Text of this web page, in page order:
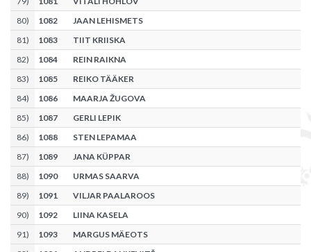
80) 1082
JAAN LEHISMETS
81) 1083
TIIT KRIISKA
82) 1084
REIN RAIKNA
83) 1085
REIKO TÄÄKER
84) 1086
MAARJA ŽUGOVA
85) 1087
GERLI LEPIK
86) 1088
STEN LEPAMAA
87) 1089
JANA KÜPPAR
88) 1090
URMAS SAARVA
89) 1091
VILJAR PAALAROOS
90) 1092
LIINA KASELA
91) 1093
MARGUS MÄEOTS